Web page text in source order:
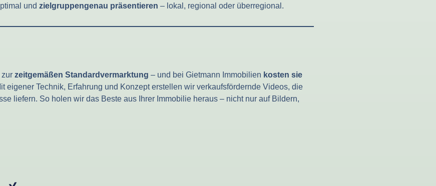
und zielgruppengenau präsentieren – lokal, regional oder überregional.
zur zeitgemäßen Standardvermarktung – und bei Gietmann Immobilien kosten sie
eigener Technik, Erfahrung und Konzept erstellen wir verkaufsfördernde Videos, die
liefern. So holen wir das Beste aus Ihrer Immobilie heraus – nicht nur auf Bildern,